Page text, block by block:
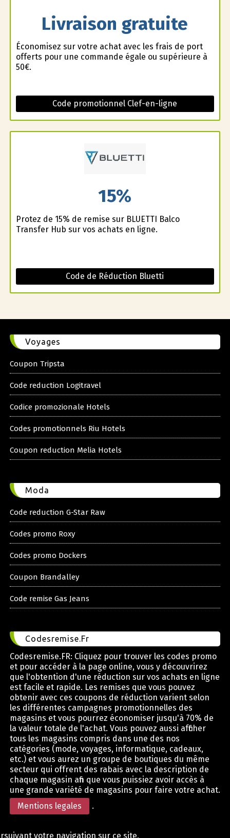
Livraison gratuite
Économisez sur votre achat avec les frais de port
offerts pour une commande égale ou supérieure à
50€.
Code promotionnel Clef-en-ligne
15%
Profitez de 15% de remise sur BLUETTI Balco
Transfer Hub sur vos achats en ligne.
Code de Réduction Bluetti
Voyages
Coupon Tripsta
Code reduction Logitravel
Codice promozionale Hotels
Codes promotionnels Riu Hotels
Coupon reduction Melia Hotels
Moda
Code reduction G-Star Raw
Codes promo Roxy
Codes promo Dockers
Coupon Brandalley
Code remise Gas Jeans
Codesremise.Fr
Codesremise.FR: Cliquez pour trouver les codes promo
et pour accéder à la page online, vous y découvrirez
que l'obtention d'une réduction sur vos achats en ligne
est facile et rapide. Les remises que vous pouvez
obtenir avec ces coupons de réduction varient selon
les différentes campagnes promotionnelles des
magasins et vous pourrez économiser jusqu'à 70% de
la valeur totale de l'achat. Vous pouvez aussi afficher
tous les magasins compris dans une des nos
catégories (mode, voyages, informatique, cadeaux,
etc.) et vous aurez un groupe de boutiques du même
secteur qui offrent des rabais avec la description de
chaque magasin afin que vous puissiez avoir accès à
une grande variété de magasins pour faire votre achat.
Mentions legales
.
votre navigation sur ce site,